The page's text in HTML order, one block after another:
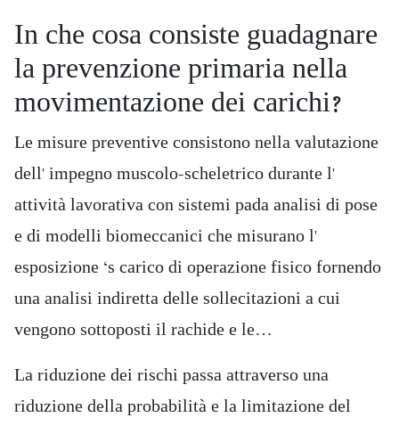
In che cosa consiste guadagnare
la prevenzione primaria nella
movimentazione dei carichi?
Le misure preventive consistono nella valutazione
dell' impegno muscolo-scheletrico durante l'
attività lavorativa con sistemi pada analisi di pose
e di modelli biomeccanici che misurano l'
esposizione ‘s carico di operazione fisico fornendo
una analisi indiretta delle sollecitazioni a cui
vengono sottoposti il rachide e le…
La riduzione dei rischi passa attraverso una
riduzione della probabilità e la limitazione del